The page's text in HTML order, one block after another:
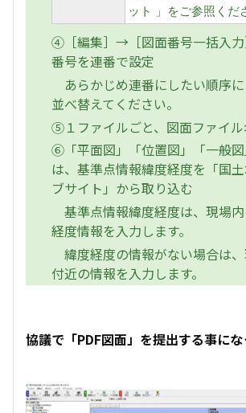
ット 」をご参照くだ
④［編集］→［図面番号一括入力
番号を連番で設定
あらかじめ連番にしたい順序
並べ替えてください。
⑤１ファイルごと、図面ファイ
⑥「平面図」「位置図」「一般
は、基準点情報緯度経度を「国
ブサイト」から取り込む
基準点情報緯度経度は、現場
経度情報を入力します。
緯度経度の情報がない場合は
付近の情報を入力します。
協議で「PDF図面」を提出する事に